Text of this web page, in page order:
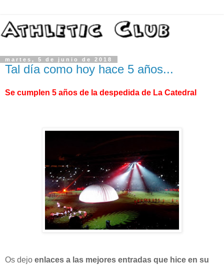
martes, 5 de junio de 2018
Tal día como hoy hace 5 años...
Se cumplen 5 años de la despedida de La Catedral
Os dejo enlaces a las mejores entradas que hice en su